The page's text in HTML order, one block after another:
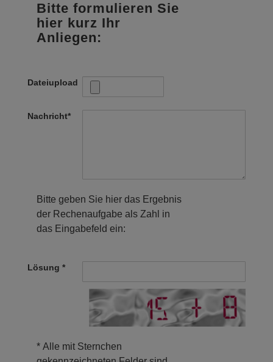
Bitte formulieren Sie
hier kurz Ihr
Anliegen:
Dateiupload
Nachricht*
Bitte geben Sie hier das Ergebnis
der Rechenaufgabe als Zahl in
das Eingabefeld ein:
Lösung *
* Alle mit Sternchen